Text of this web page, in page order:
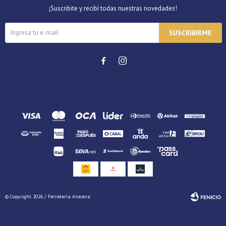
¡Suscribite y recibí todas nuestras novedades!
SUSCRIBIRME
 
© Copyright 2026 / Ferretería Arocena